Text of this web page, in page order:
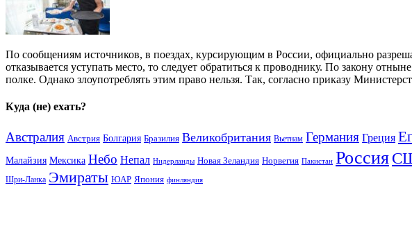
По сообщениям источников, в поездах, курсирующим в России, официально
отказывается уступать место, то следует обратиться к проводнику. По закону
полке. Однако злоупотреблять этим право нельзя. Так, согласно приказу
Куда (не) ехать?
Австралия Австрия Болгария Бразилия Великобритания Вьетнам Германия Греция
Малайзия Мексика Небо Непал Нидерланды Новая Зеландия Норвегия Пакистан Россия
Шри-Ланка Эмираты ЮАР Япония финляндия